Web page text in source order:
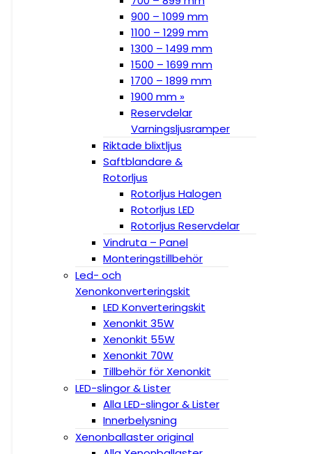
900 – 1099 mm
1100 – 1299 mm
1300 – 1499 mm
1500 – 1699 mm
1700 – 1899 mm
1900 mm »
Reservdelar
Varningsljusramper
Riktade blixtljus
Saftblandare &
Rotorljus
Rotorljus Halogen
Rotorljus LED
Rotorljus Reservdelar
Vindruta – Panel
Monteringstillbehör
Led- och
Xenonkonverteringskit
LED Konverteringskit
Xenonkit 35W
Xenonkit 55W
Xenonkit 70W
Tillbehör för Xenonkit
LED-slingor & Lister
Alla LED-slingor & Lister
Innerbelysning
Xenonballaster original